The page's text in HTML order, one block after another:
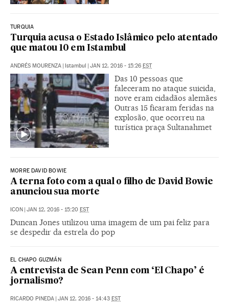
TURQUIA
Turquia acusa o Estado Islâmico pelo atentado
que matou 10 em Istambul
ANDRÉS MOURENZA | Istambul | JAN 12, 2016 - 15:26 EST
Das 10 pessoas que
faleceram no ataque suicida,
nove eram cidadãos alemães
Outras 15 ficaram feridas na
explosão, que ocorreu na
turística praça Sultanahmet
MORRE DAVID BOWIE
A terna foto com a qual o filho de David Bowie
anunciou sua morte
ICON | JAN 12, 2016 - 15:20 EST
Duncan Jones utilizou uma imagem de um pai feliz para
se despedir da estrela do pop
EL CHAPO GUZMÁN
A entrevista de Sean Penn com ‘El Chapo’ é
jornalismo?
RICARDO PINEDA | JAN 12, 2016 - 14:43 EST